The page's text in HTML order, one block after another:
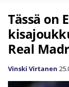
Tässä on
Real
Vinski Virtanen